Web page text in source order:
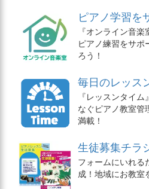
ピアノ学習を
『オンライン音
ピアノ練習をサポ
ろう！
毎日のレッス
『レッスンタイ
なぐピアノ教室管
満載！
生徒募集チラ
フォームにいれる
成！地域にお教室